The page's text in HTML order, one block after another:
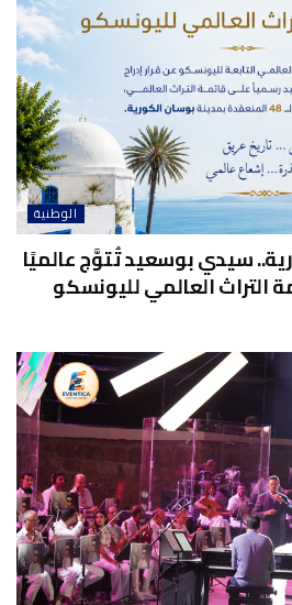
الوطنية
سيدي بوسعيد تُتوَّج عالميًا
التراث العالمي لليونسكو